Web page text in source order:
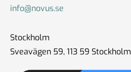
info@novus.se
Stockholm
Sveavägen 59, 113 59 Stockholm